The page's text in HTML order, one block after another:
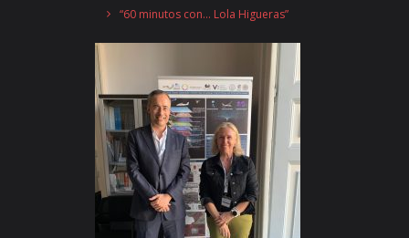
“60 minutos con… Lola Higueras”